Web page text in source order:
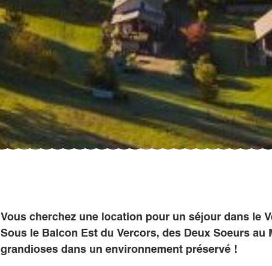
Vous cherchez une location pour un séjour dans le
Sous le Balcon Est du Vercors, des Deux Soeurs
grandioses dans un environnement préservé !